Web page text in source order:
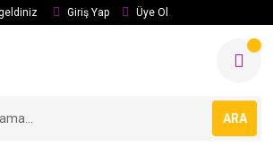
Giriş Yap Üye Ol
ARA